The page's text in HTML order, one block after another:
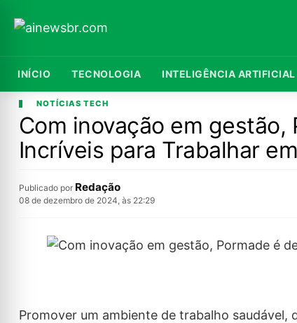
INÍCIO TECNOLOGIA INTELIGÊNCIA ARTIFICIAL
NOTÍCIAS TECH
Com inovação em
Incríveis para Trabalhar
Publicado por Redação
08 de dezembro de 2024, às 22:29
Promover um ambiente de trabalho